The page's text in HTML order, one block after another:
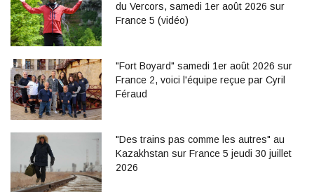
du Vercors, samedi 1er août 2026 sur
France 5 (vidéo)
"Fort Boyard" samedi 1er août 2026 sur
France 2, voici l'équipe reçue par Cyril
Féraud
"Des trains pas comme les autres" au
Kazakhstan sur France 5 jeudi 30 juillet
2026